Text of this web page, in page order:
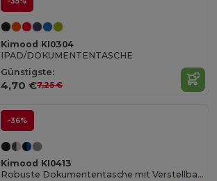
Kimood KI0304
IPAD/DOKUMENTENTASCHE
Günstigste:
4,70 €7,25 €
-36%
Kimood KI0413
Robuste Dokumententasche mit Verstellbarem Schultergurt